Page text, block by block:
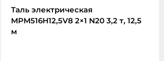
Таль электрическая
MPM516H12,5V8 2×1 N20 3,2 т, 12,5
м